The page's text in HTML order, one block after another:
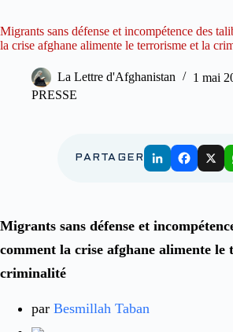
Migrants sans défense et incompétence des
la crise afghane alimente le terrorisme et la
La Lettre d'Afghanistan
1 mai
PRESSE
PARTAGER
Migrants sans défense et
comment la crise afghane alimente le
criminalité
par Besmillah Taban